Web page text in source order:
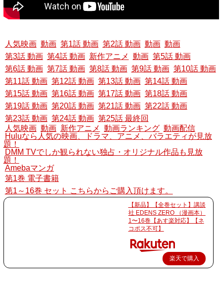
人気映画 動画 第1話 動画 第2話 動画 動画 動画
第3話 動画 第4話 動画 新作アニメ 動画 第5話 動画
第6話 動画 第7話 動画 第8話 動画 第9話 動画 第10話 動画
第11話 動画 第12話 動画 第13話 動画 第14話 動画
第15話 動画 第16話 動画 第17話 動画 第18話 動画
第19話 動画 第20話 動画 第21話 動画 第22話 動画
第23話 動画 第24話 動画 第25話 最終回
人気映画 動画 新作アニメ 動画ランキング 動画配信
Huluなら人気の映画、ドラマ、アニメ、バラエティが見放
題！
DMM TVでしか観られない独占・オリジナル作品も見放
題！
Amebaマンガ
第1巻 電子書籍
第1～16巻 セット こちらからご購入頂けます。
【新品】【全巻セット】講談
社 EDENS ZERO （漫画本）
1〜16巻【あす楽対応】【ネ
コポス不可】
楽天で購入